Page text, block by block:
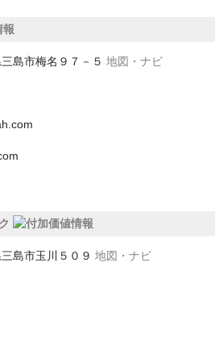
島市梅名９７－５ 地図・ナビ
島市玉川５０９ 地図・ナビ